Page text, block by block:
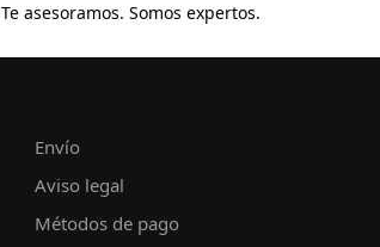
Te asesoramos. Somos expertos.
Envío
Aviso legal
Métodos de pago